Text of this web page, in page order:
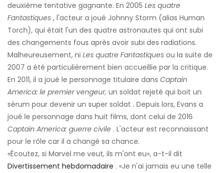
deuxième tentative gagnante. En 2005 Les quatre
Fantastiques , l'acteur a joué Johnny Storm (alias Human
Torch), qui était l'un des quatre astronautes qui ont subi
des changements fous après avoir subi des radiations.
Malheureusement, ni Les quatre Fantastiques ou la suite de
2007 a été particulièrement bien accueillie par la critique.
En 2011, il a joué le personnage titulaire dans Captain
America: le premier vengeur, un soldat rejeté qui boit un
sérum pour devenir un super soldat . Depuis lors, Evans a
joué le personnage dans huit films, dont celui de 2016
Captain America: guerre civile . L'acteur est reconnaissant
pour le rôle car il a changé sa chance.
«Écoutez, si Marvel me veut, ils m'ont eu», a-t-il dit
Divertissement hebdomadaire . «Je n'ai jamais eu une telle